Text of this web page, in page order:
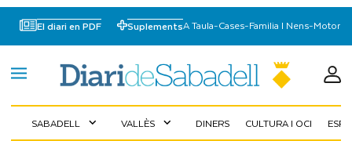
El diari en PDF SuplementsA Taula-Cases-Familia I Nens-Motor
SABADELL expand_more VALLÈS expand_more DINERS CULTURA I OCI